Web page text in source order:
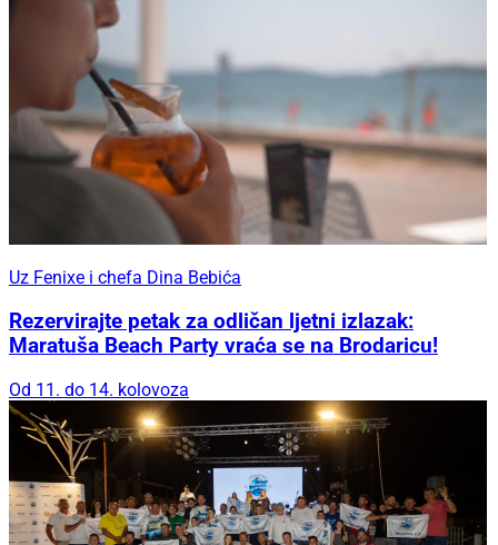
Uz Fenixe i chefa Dina Bebića
Rezervirajte petak za odličan ljetni izlazak:
Maratuša Beach Party vraća se na Brodaricu!
Od 11. do 14. kolovoza